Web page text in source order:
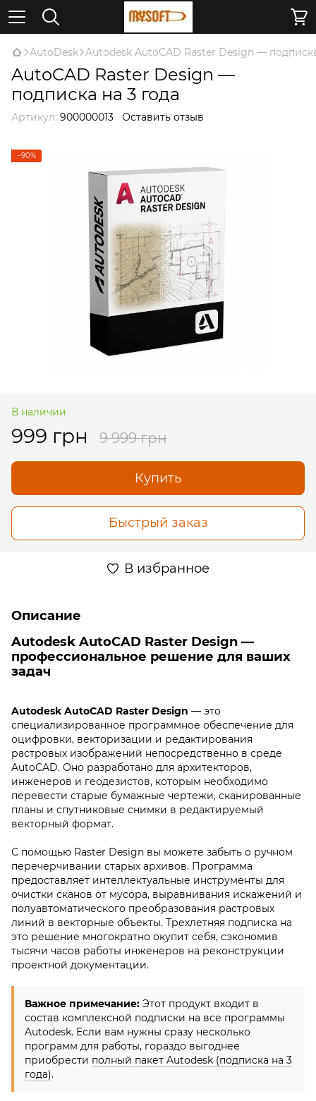
AutoDesk Autodesk AutoCAD Raster Design —
AutoCAD Raster Design —
подписка на 3 года
Артикул: 900000013 Оставить отзыв
−90%
В наличии
999 грн 9 999 грн
Купить
Быстрый заказ
В избранное
Описание
Autodesk AutoCAD Raster Design —
профессиональное решение для ваших
задач
Autodesk AutoCAD Raster Design — это
специализированное программное обеспечение для
оцифровки, векторизации и редактирования
растровых изображений непосредственно в среде
AutoCAD. Оно разработано для архитекторов,
инженеров и геодезистов, которым необходимо
перевести старые бумажные чертежи, сканированные
планы и спутниковые снимки в редактируемый
векторный формат.
С помощью Raster Design вы можете забыть о ручном
перечерчивании старых архивов. Программа
предоставляет интеллектуальные инструменты для
очистки сканов от мусора, выравнивания искажений и
полуавтоматического преобразования растровых
линий в векторные объекты. Трехлетняя подписка на
это решение многократно окупит себя, сэкономив
тысячи часов работы инженеров на реконструкции
проектной документации.
Важное примечание: Этот продукт входит в
состав комплексной подписки на все программы
Autodesk. Если вам нужны сразу несколько
программ для работы, гораздо выгоднее
приобрести полный пакет Autodesk (подписка на 3
года).